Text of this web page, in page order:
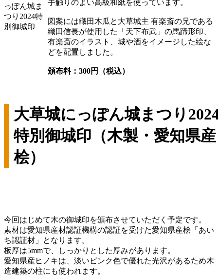
手触りのよい高級和紙を使っています。
図案には織田木瓜と大草城主 有楽斎の兄である
織田信長が使用した「天下布武」の馬蹄形印、
有楽斎のイラスト、城や酒をイメージした絵な
どを配置しました。
頒布料：300円（税込）
大草城にっぽん城まつり
特別御城印（木製・愛知県産
桧）
今回はじめて木の御城印を頒布させていただく予定です。
素材は愛知県産材認証機構の認証を受けた愛知県産桧「あい
ち認証材」となります。
板厚は5mmで、しっかりとした厚みがあります。
愛知県産ヒノキは、淡いピンク色で優れた光沢があるため木
造建築の柱にも使われます。